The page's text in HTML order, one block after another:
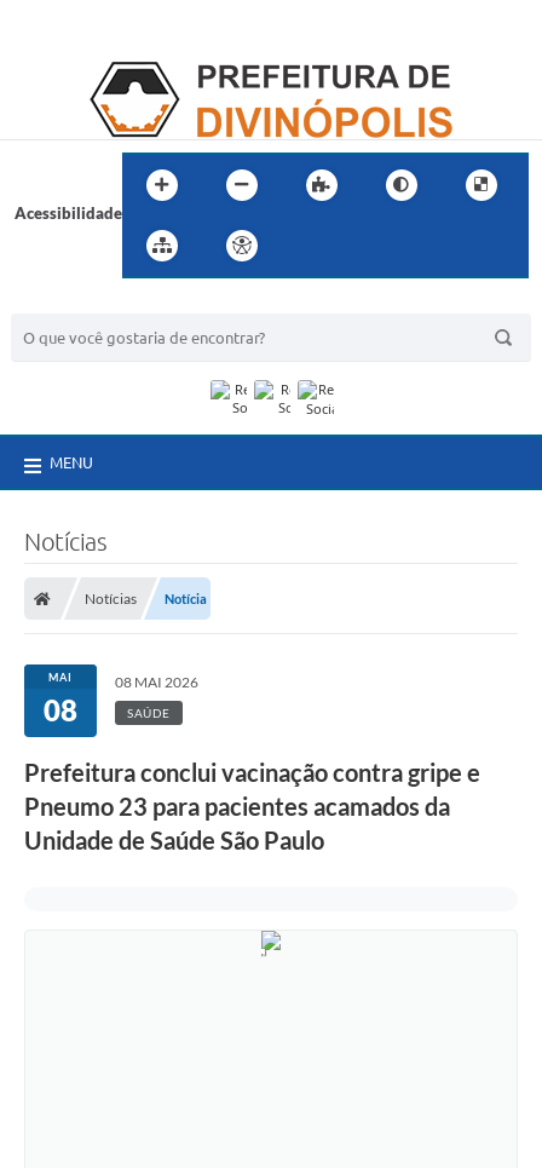
Acessibilidade
MENU
Notícias
Notícias Notícia
MAI
08
08 MAI 2026
SAÚDE
Prefeitura conclui vacinação contra gripe e
Pneumo 23 para pacientes acamados da
Unidade de Saúde São Paulo